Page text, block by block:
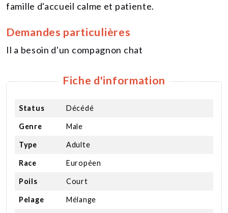
famille d'accueil calme et patiente.
Demandes particulières
Il a besoin d'un compagnon chat
Fiche d'information
Status Décédé
Genre Male
Type Adulte
Race Européen
Poils Court
Pelage Mélange